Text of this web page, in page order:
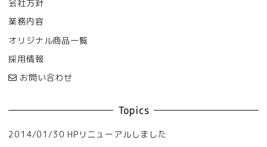
会社方針
業務内容
オリジナル商品一覧
採用情報
お問い合わせ
Topics
2014/01/30 HPリニューアルしました